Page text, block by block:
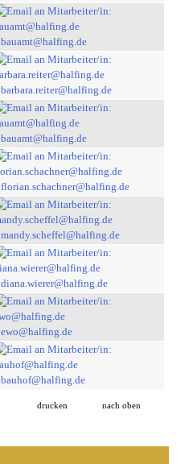
bauamt@halfing.de
barbara.reiter@halfing.de
bauamt@halfing.de
florian.schachner@halfing.de
mandy.scheffel@halfing.de
diana.wierer@halfing.de
ewo@halfing.de
bauhof@halfing.de
drucken nach oben